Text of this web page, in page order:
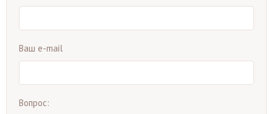
Ваш e-mail
Вопрос: